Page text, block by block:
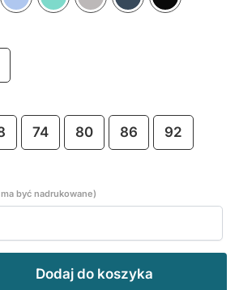
74 80 86 92
być nadrukowane)
Dodaj do koszyka